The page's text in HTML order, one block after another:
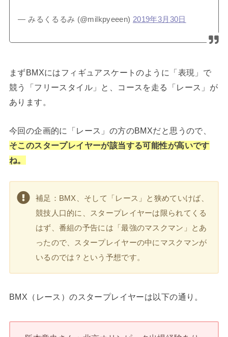
— みるくるるみ (@milkpyeeen) 2019年3月30日
まずBMXにはフィギュアスケートのように「表現」で
競う「フリースタイル」と、コースを走る「レース」が
あります。
今回の企画的に「レース」の方のBMXだと思うので、
そこのスタープレイヤーが該当する可能性が高いです
ね。
補足：BMX、そして「レース」と狭めていけば、
競技人口的に、スタープレイヤーは限られてくる
はず、番組の予告には「最強のマスクマン」とあ
ったので、スタープレイヤーの中にマスクマンが
いるのでは？という予想です。
BMX（レース）のスタープレイヤーは以下の通り。